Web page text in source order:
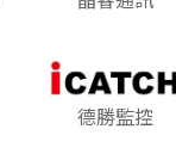
德勝監控